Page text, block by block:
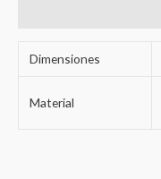
Dimensiones
Material